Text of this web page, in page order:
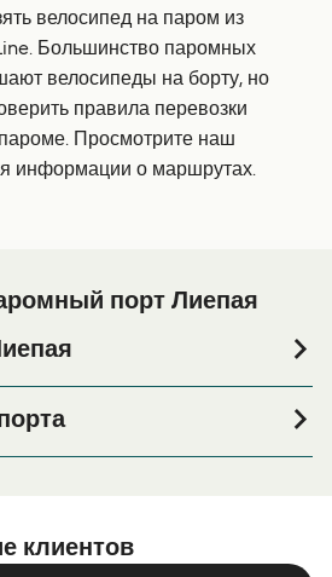
велосипед на паром из
Большинство паромных
велосипеды на борту, но
правила перевозки
Просмотрите наш
информации о маршрутах.
порт Лиепая
или после вашей поездки, или
проживания на весь период
клиентов